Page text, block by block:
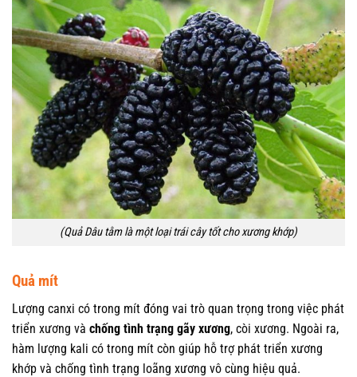
(Quả Dâu tằm là một loại trái cây tốt cho xương khớp)
Quả mít
Lượng canxi có trong mít đóng vai trò quan trọng trong việc phát
triển xương và chống tình trạng gãy xương, còi xương. Ngoài ra,
hàm lượng kali có trong mít còn giúp hỗ trợ phát triển xương
khớp và chống tình trạng loãng xương vô cùng hiệu quả.